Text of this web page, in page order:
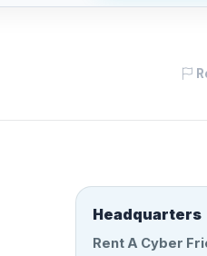
Headquarters
Rent A Cyber